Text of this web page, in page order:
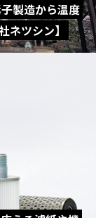
製造から温度
ネツシン】